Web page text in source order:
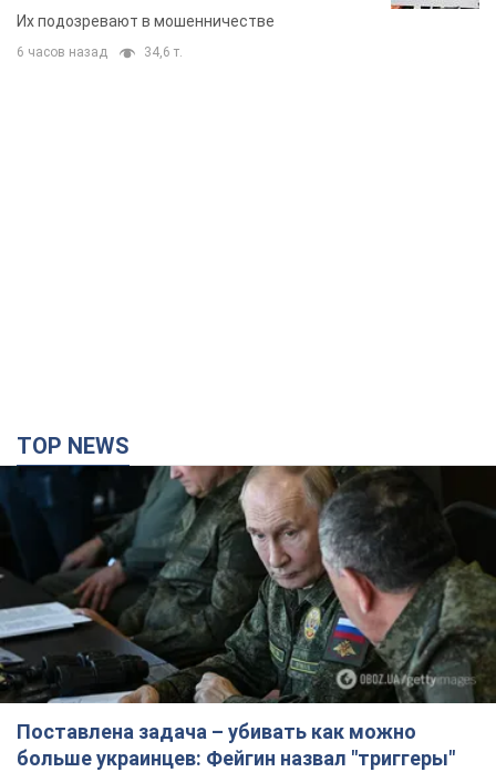
Их подозревают в мошенничестве
6 часов назад 34,6 т.
TOP NEWS
Поставлена задача – убивать как можно
больше украинцев: Фейгин назвал "триггеры"